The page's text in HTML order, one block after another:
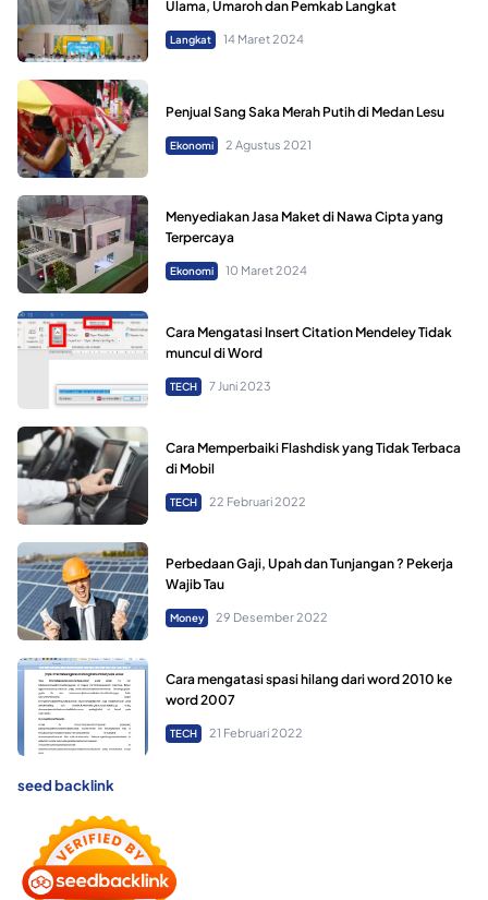
Ulama, Umaroh dan Pemkab Langkat
Langkat 14 Maret 2024
Penjual Sang Saka Merah Putih di Medan Lesu
Ekonomi 2 Agustus 2021
Menyediakan Jasa Maket di Nawa Cipta yang
Terpercaya
Ekonomi 10 Maret 2024
Cara Mengatasi Insert Citation Mendeley Tidak
muncul di Word
TECH 7 Juni 2023
Cara Memperbaiki Flashdisk yang Tidak Terbaca
di Mobil
TECH 22 Februari 2022
Perbedaan Gaji, Upah dan Tunjangan ? Pekerja
Wajib Tau
Money 29 Desember 2022
Cara mengatasi spasi hilang dari word 2010 ke
word 2007
TECH 21 Februari 2022
seed backlink